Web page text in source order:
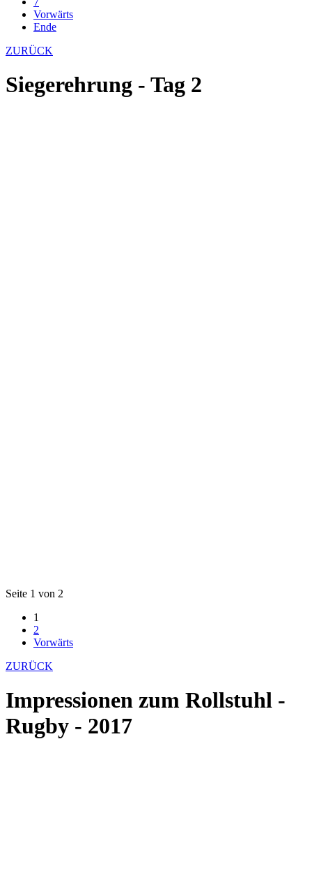
Vorwärts
Ende
ZURÜCK
Siegerehrung - Tag 2
Seite 1 von 2
1
2
Vorwärts
ZURÜCK
Impressionen zum Rollstuhl -
Rugby - 2017